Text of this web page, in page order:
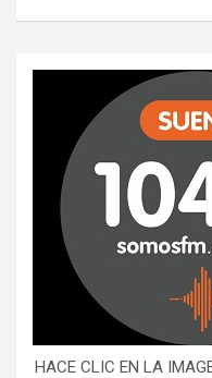
HACE CLIC EN LA